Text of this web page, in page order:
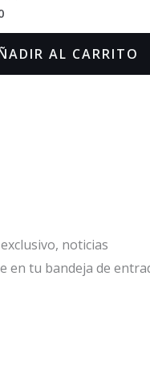
AL CARRITO
noticias
en tu bandeja de